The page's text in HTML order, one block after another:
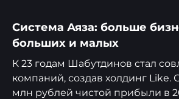
Система Аяза: больше
больших и малых
К 23 годам Шабутдинов стал
компаний, создав холдинг Like.
млн рублей чистой прибыли в